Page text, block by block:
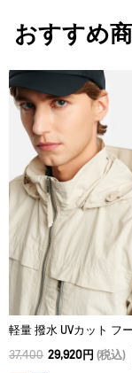
漂白処理はで
脱水後、つり
アイロン仕上
スチームなし
ドライクリー
ウェットクリ
・原産国：0
・素材：0
おすすめ
37,400 29,920円 (税込)